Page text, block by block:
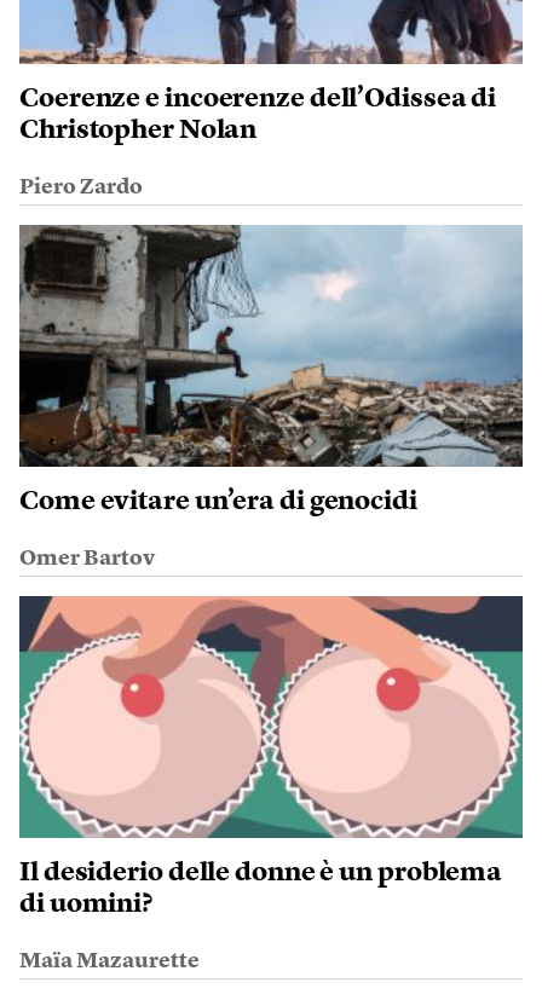
Coerenze e incoerenze dell’Odissea di
Christopher Nolan
Piero Zardo
Come evitare un’era di genocidi
Omer Bartov
Il desiderio delle donne è un problema
di uomini?
Maïa Mazaurette